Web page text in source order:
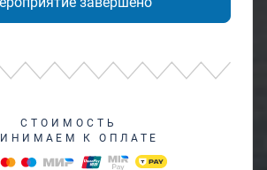
СТОИМОСТЬ
К ОПЛАТЕ